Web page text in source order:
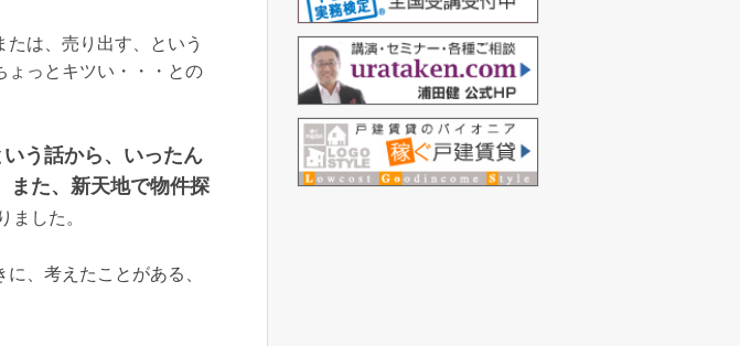
は、売り出す、という
ょっとキツい・・・との
う話から、いったん
また、新天地で物件探
ました。
、考えたことがある、